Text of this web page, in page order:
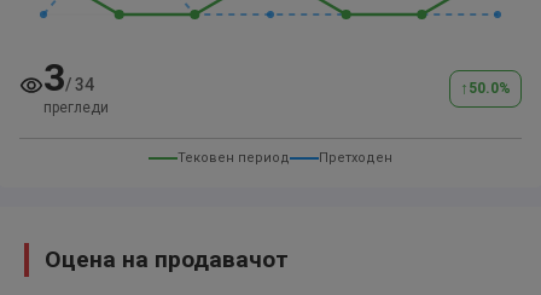
3/34
прегледи
↑ 50.0%
Тековен период Претходен
Оцена на продавачот